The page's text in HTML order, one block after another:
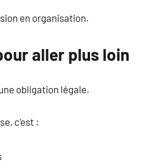
en organisation.
aller plus loin
obligation légale.
c’est :